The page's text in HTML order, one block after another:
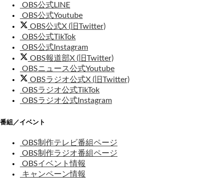
OBS公式LINE
OBS公式Youtube
OBS公式X (旧Twitter)
OBS公式TikTok
OBS公式Instagram
OBS報道部X (旧Twitter)
OBSニュース公式Youtube
OBSラジオ公式X (旧Twitter)
OBSラジオ公式TikTok
OBSラジオ公式Instagram
番組／イベント
OBS制作テレビ番組ページ
OBS制作ラジオ番組ページ
OBSイベント情報
キャンペーン情報